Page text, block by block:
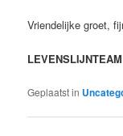
Vriendelijke groet,
Geplaatst in